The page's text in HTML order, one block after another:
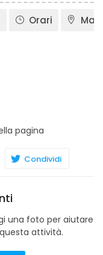
Orari
pagina
Condividi
una foto per aiutare
attività.